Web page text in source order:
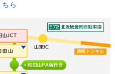
ら